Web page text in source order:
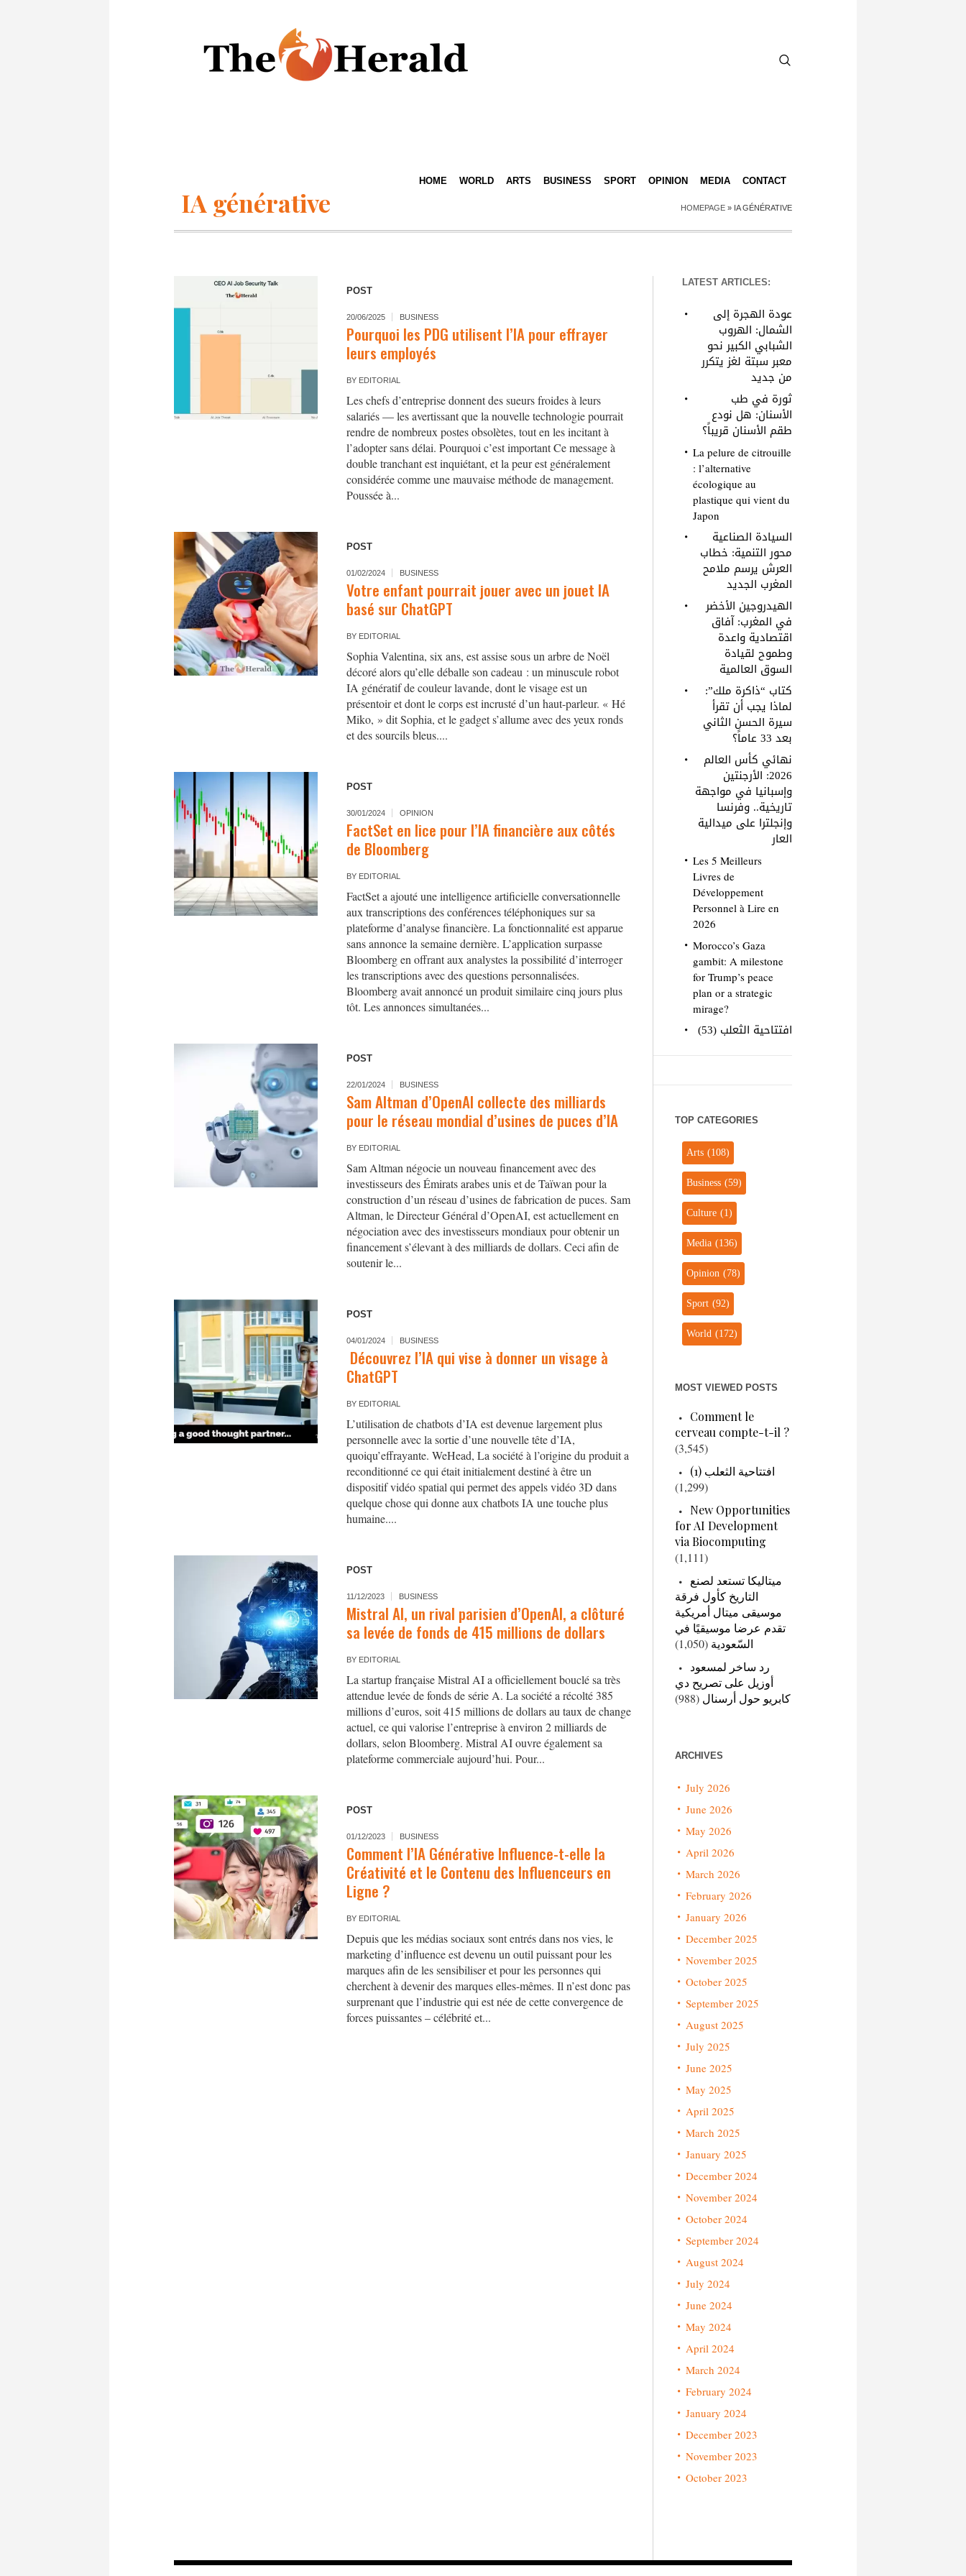
HOME WORLD ARTS BUSINESS SPORT OPINION MEDIA CONTACT
IA générative HOMEPAGE » IA GÉNÉRATIVE
POST
20/06/2025 BUSINESS
Pourquoi les PDG utilisent l’IA pour effrayer
leurs employés
BY EDITORIAL
Les chefs d’entreprise donnent des sueurs froides à leurs
salariés — les avertissant que la nouvelle technologie pourrait
rendre de nombreux postes obsolètes, tout en les incitant à
l’adopter sans délai. Pourquoi c’est important Ce message à
double tranchant est inquiétant, et la peur est généralement
considérée comme une mauvaise méthode de management.
Poussée à...
POST
01/02/2024 BUSINESS
Votre enfant pourrait jouer avec un jouet IA
basé sur ChatGPT
BY EDITORIAL
Sophia Valentina, six ans, est assise sous un arbre de Noël
décoré alors qu’elle déballe son cadeau : un minuscule robot
IA génératif de couleur lavande, dont le visage est un
présentoir et dont le corps est incrusté d’un haut-parleur. « Hé
Miko, » dit Sophia, et le gadget s’allume avec des yeux ronds
et des sourcils bleus....
POST
30/01/2024 OPINION
FactSet en lice pour l’IA financière aux côtés
de Bloomberg
BY EDITORIAL
FactSet a ajouté une intelligence artificielle conversationnelle
aux transcriptions des conférences téléphoniques sur sa
plateforme d’analyse financière. La fonctionnalité est apparue
sans annonce la semaine dernière. L’application surpasse
Bloomberg en offrant aux analystes la possibilité d’interroger
les transcriptions avec des questions personnalisées.
Bloomberg avait annoncé un produit similaire cinq jours plus
tôt. Les annonces simultanées...
POST
22/01/2024 BUSINESS
Sam Altman d’OpenAI collecte des milliards
pour le réseau mondial d’usines de puces d’IA
BY EDITORIAL
Sam Altman négocie un nouveau financement avec des
investisseurs des Émirats arabes unis et de Taïwan pour la
construction d’un réseau d’usines de fabrication de puces. Sam
Altman, le Directeur Général d’OpenAI, est actuellement en
négociation avec des investisseurs mondiaux pour obtenir un
financement s’élevant à des milliards de dollars. Ceci afin de
soutenir le...
POST
04/01/2024 BUSINESS
Découvrez l’IA qui vise à donner un visage à
ChatGPT
BY EDITORIAL
L’utilisation de chatbots d’IA est devenue largement plus
personnelle avec la sortie d’une nouvelle tête d’IA,
quoiqu’effrayante. WeHead, La société à l’origine du produit a
reconditionné ce qui était initialement destiné à être un
dispositif vidéo spatial qui permet des appels vidéo 3D dans
quelque chose qui donne aux chatbots IA une touche plus
humaine....
POST
11/12/2023 BUSINESS
Mistral AI, un rival parisien d’OpenAI, a clôturé
sa levée de fonds de 415 millions de dollars
BY EDITORIAL
La startup française Mistral AI a officiellement bouclé sa très
attendue levée de fonds de série A. La société a récolté 385
millions d’euros, soit 415 millions de dollars au taux de change
actuel, ce qui valorise l’entreprise à environ 2 milliards de
dollars, selon Bloomberg. Mistral AI ouvre également sa
plateforme commerciale aujourd’hui. Pour...
POST
01/12/2023 BUSINESS
Comment l’IA Générative Influence-t-elle la
Créativité et le Contenu des Influenceurs en
Ligne ?
BY EDITORIAL
Depuis que les médias sociaux sont entrés dans nos vies, le
marketing d’influence est devenu un outil puissant pour les
marques afin de les sensibiliser et pour les personnes qui
cherchent à devenir des marques elles-mêmes. Il n’est donc pas
surprenant que l’industrie qui est née de cette convergence de
forces puissantes – célébrité et...
LATEST ARTICLES:
عودة الهجرة إلى
الشمال: الهروب
الشبابي الكبير نحو
معبر سبتة لغز يتكرر
من جديد
ثورة في طب
الأسنان: هل نودع
طقم الأسنان قريباً؟
La pelure de citrouille
: l’alternative
écologique au
plastique qui vient du
Japon
السيادة الصناعية
محور التنمية: خطاب
العرش يرسم ملامح
المغرب الجديد
الهيدروجين الأخضر
في المغرب: آفاق
اقتصادية واعدة
وطموح لقيادة
السوق العالمية
كتاب “ذاكرة ملك”:
لماذا يجب أن تقرأ
سيرة الحسن الثاني
بعد 33 عاماً؟
نهائي كأس العالم
2026: الأرجنتين
وإسبانيا في مواجهة
تاريخية.. وفرنسا
وإنجلترا على ميدالية
العار
Les 5 Meilleurs
Livres de
Développement
Personnel à Lire en
2026
Morocco’s Gaza
gambit: A milestone
for Trump’s peace
plan or a strategic
mirage?
افتتاحية الثعلب (53)
TOP CATEGORIES
Arts(108)
Business(59)
Culture(1)
Media(136)
Opinion(78)
Sport(92)
World(172)
MOST VIEWED POSTS
Comment le
cerveau compte-t-il ?
(3,545)
افتتاحية الثعلب (1)
(1,299)
New Opportunities
for AI Development
via Biocomputing
(1,111)
ميتاليكا تستعد لصنع
التاريخ كأول فرقة
موسيقى ميتال أمريكية
تقدم عرضا موسيقيًا في
السّعودية (1,050)
رد ساخر لمسعود
أوزيل على تصريح دي
كابريو حول أرسنال (988)
ARCHIVES
July 2026
June 2026
May 2026
April 2026
March 2026
February 2026
January 2026
December 2025
November 2025
October 2025
September 2025
August 2025
July 2025
June 2025
May 2025
April 2025
March 2025
January 2025
December 2024
November 2024
October 2024
September 2024
August 2024
July 2024
June 2024
May 2024
April 2024
March 2024
February 2024
January 2024
December 2023
November 2023
October 2023